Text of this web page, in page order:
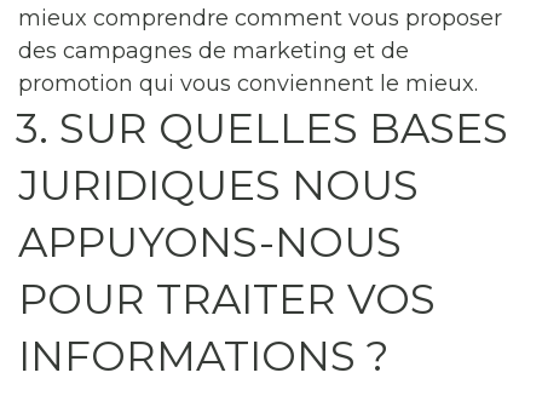
mieux comprendre comment vous proposer
des campagnes de marketing et de
promotion qui vous conviennent le mieux.
3. SUR QUELLES BASES
JURIDIQUES NOUS
APPUYONS-NOUS
POUR TRAITER VOS
INFORMATIONS ?